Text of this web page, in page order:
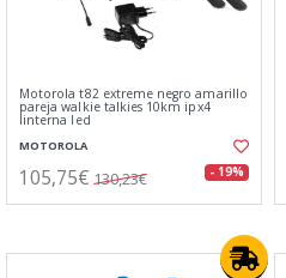
Motorola t82 extreme negro amarillo
pareja walkie talkies 10km ipx4
linterna led
MOTOROLA
105,75€ 130,23€ - 19%